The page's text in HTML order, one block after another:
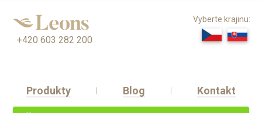
+420 603 282 200
Produkty Blog Kontakt
Vyberte krajinu: